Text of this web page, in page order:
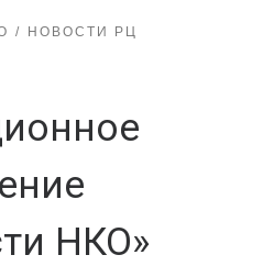
НОВОСТИ РЦ
НКО»